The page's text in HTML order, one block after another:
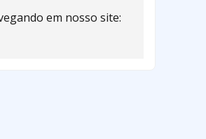
em nosso site: